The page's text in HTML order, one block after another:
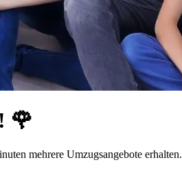
🌹
mehrere Umzugsangebote erhalten.